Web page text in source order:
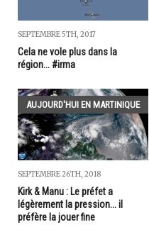
SEPTEMBRE 5TH, 2017
Cela ne vole plus dans la
région... #irma
AUJOURD'HUI EN MARTINIQUE
SEPTEMBRE 26TH, 2018
Kirk & Manu : Le préfet a
légèrement la pression... il
préfère la jouer fine